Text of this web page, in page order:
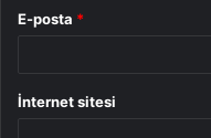
E-posta *
İnternet sitesi